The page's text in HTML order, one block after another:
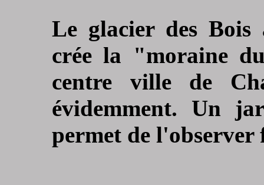
Le glacier des
crée la "moraine
centre ville de
évidemment. Un
permet de l'observer